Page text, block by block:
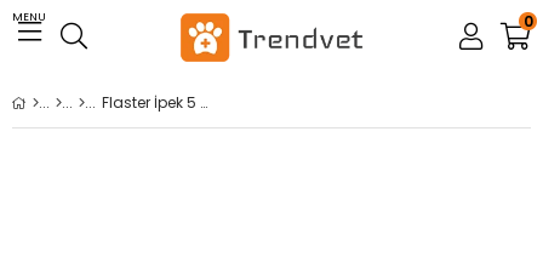
MENU 0
Flaster İpek 5 cm * 5 mt Mediipek